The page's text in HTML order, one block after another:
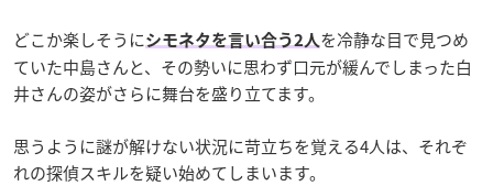
どこか楽しそうにシモネタを言い合う2人 を冷静な目で見つめ
ていた中島さんと、その勢いに思わず口元が緩んでしまった白
井さんの姿がさらに舞台を盛り立てます。
思うように謎が解けない状況に苛立ちを覚える4人は、それぞ
れの探偵スキルを疑い始めてしまいます。